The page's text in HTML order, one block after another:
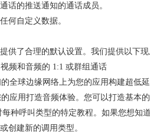
话的推送通知的通话成员。
何自定义数据。
供了合理的默认设置。我们提供以下
频和音频的 1:1 或群组通话
全球边缘网络上为您的应用构建超低
的应用打造音频体验。您可以打造基
种呼叫类型的特定教程。如果您想知
创建新的调用类型。